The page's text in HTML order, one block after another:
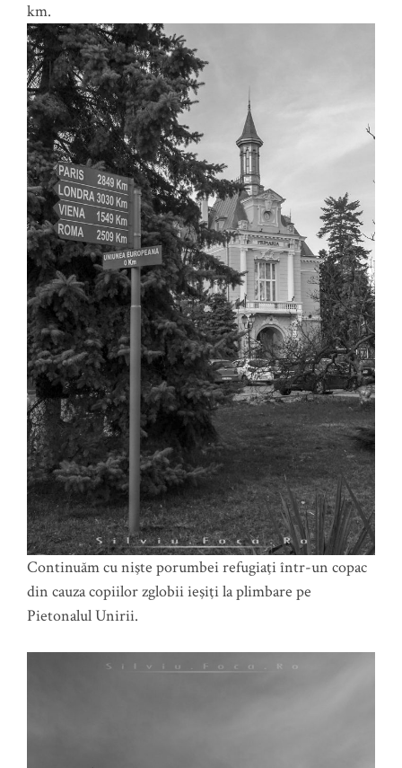
km.
Continuăm cu nişte porumbei refugiaţi într-un copac
din cauza copiilor zglobii ieşiţi la plimbare pe
Pietonalul Unirii.